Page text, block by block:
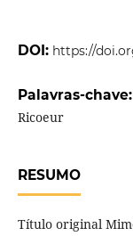
DOI: https://
Palavras-chave:
Ricoeur
RESUMO
Título original